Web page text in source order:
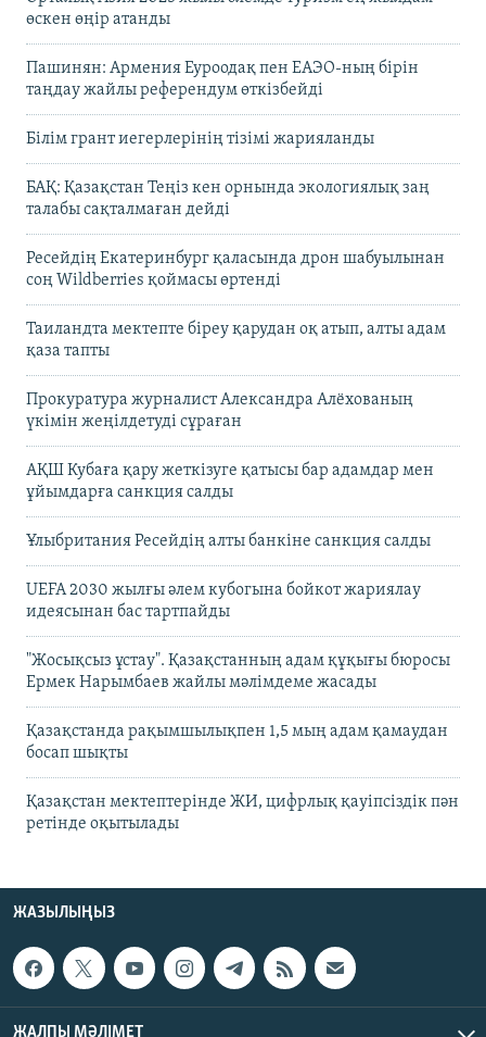
өскен өңір атанды
Пашинян: Армения Еуроодақ пен ЕАЭО-ның бірін
таңдау жайлы референдум өткізбейді
Білім грант иегерлерінің тізімі жарияланды
БАҚ: Қазақстан Теңіз кен орнында экологиялық заң
талабы сақталмаған дейді
Ресейдің Екатеринбург қаласында дрон шабуылынан
соң Wildberries қоймасы өртенді
Таиландта мектепте біреу қарудан оқ атып, алты адам
қаза тапты
Прокуратура журналист Александра Алёхованың
үкімін жеңілдетуді сұраған
АҚШ Кубаға қару жеткізуге қатысы бар адамдар мен
ұйымдарға санкция салды
Ұлыбритания Ресейдің алты банкіне санкция салды
UEFA 2030 жылғы әлем кубогына бойкот жариялау
идеясынан бас тартпайды
"Жосықсыз ұстау". Қазақстанның адам құқығы бюросы
Ермек Нарымбаев жайлы мәлімдеме жасады
Қазақстанда рақымшылықпен 1,5 мың адам қамаудан
босап шықты
Қазақстан мектептерінде ЖИ, цифрлық қауіпсіздік пән
ретінде оқытылады
ЖАЗЫЛЫҢЫЗ
ЖАЛПЫ МӘЛІМЕТ